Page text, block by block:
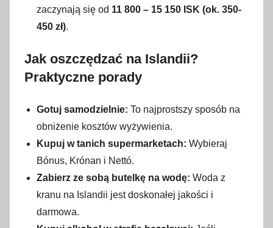
zaczynają się od 11 800 – 15 150 ISK (ok. 350-
450 zł).
Jak oszczędzać na Islandii?
Praktyczne porady
Gotuj samodzielnie: To najprostszy sposób na
obniżenie kosztów wyżywienia.
Kupuj w tanich supermarketach: Wybieraj
Bónus, Krónan i Nettó.
Zabierz ze sobą butelkę na wodę: Woda z
kranu na Islandii jest doskonałej jakości i
darmowa.